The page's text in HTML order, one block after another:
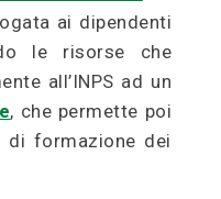
ai dipendenti
le risorse che
all’INPS ad un
, che permette poi
formazione dei